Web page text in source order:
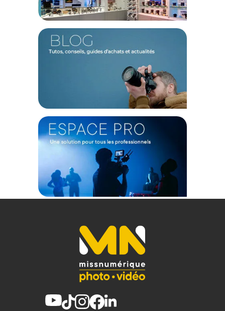
Précision Audio et Innovation Technologique
L'architecture ouverte du HD 490 PRO procure une clarté et
un équilibre accrus dans vos masters, facilitant l'identification
et la résolution des problèmes liés au placement
panoramique et aux fréquences conflictuelles. Doté d'un
cylindre de basses fréquences innovant et d'un plug-in
dearVR MIX-SE de Dear Reality, ce casque offre une
expérience audio complète, précise et intelligiblement
définie, tout en transformant votre DAW en un
environnement de mixage virtuel ultime.
Confort et Durabilité Intégrés
Fabriqué à la main avec des composants durables, le HD 490
PRO garantit un confort exceptionnel tout au long de la
journée. Ses deux jeux de coussinets interchangeables,
lavables et remplaçables, éliminent la fatigue auditive. La
conception à géométrie inclinée optimise le positionnement
du transducteur, assurant une expérience d'écoute
cohérente. Ce casque incarne le mariage réussi entre
sophistication technologique, confort prolongé, et durabilité
Caractéristiques du casque professionnel Sennheiser
Principe Acoustique:Ouvert
Couplage Auriculaire:Cirumaural
Principe du Transducteur:
Transducteur:38 mm